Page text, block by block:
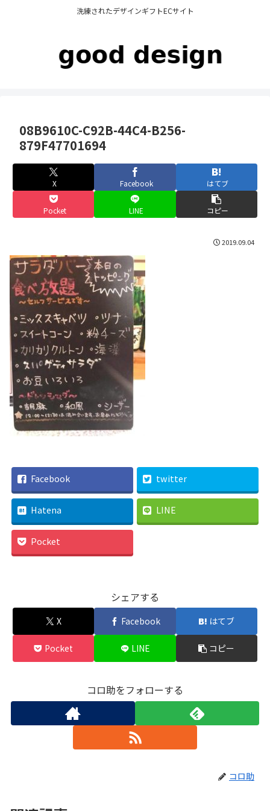
洗練されたデザインギフトECサイト
08B9610C-C92B-44C4-B256-
879F47701694
X Facebook はてブ
Pocket LINE コピー
2019.09.04
Facebook twitter
Hatena LINE
Pocket
シェアする
X Facebook はてブ
Pocket LINE コピー
コロ助をフォローする
コロ助